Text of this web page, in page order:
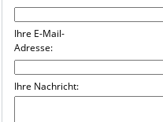
Ihre E-Mail-
Adresse:
Ihre Nachricht: